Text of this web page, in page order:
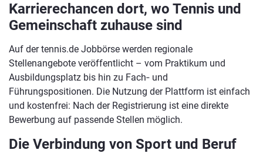
Karrierechancen dort, wo Tennis und
Gemeinschaft zuhause sind
Auf der tennis.de Jobbörse werden regionale
Stellenangebote veröffentlicht – vom Praktikum und
Ausbildungsplatz bis hin zu Fach‑ und
Führungspositionen. Die Nutzung der Plattform ist einfach
und kostenfrei: Nach der Registrierung ist eine direkte
Bewerbung auf passende Stellen möglich.
Die Verbindung von Sport und Beruf